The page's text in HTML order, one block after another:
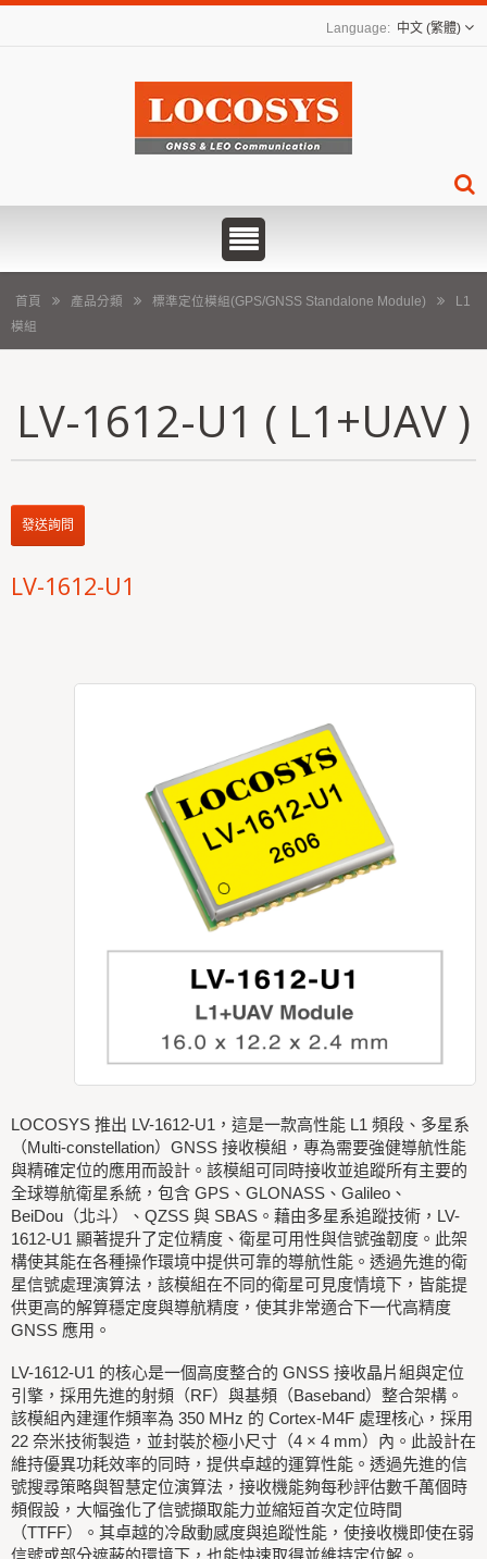
中文 (繁體)
首頁 產品分類 標準定位模組(GPS/GNSS Standalone Module)
L1
模組
LV-1612-U1 ( L1+UAV )
發送詢問
LV-1612-U1
LOCOSYS 推出 LV-1612-U1，這是一款高性能 L1 頻段、多星系
（Multi-constellation）GNSS 接收模組，專為需要強健導航性能
與精確定位的應用而設計。該模組可同時接收並追蹤所有主要的
全球導航衛星系統，包含 GPS、GLONASS、Galileo、
BeiDou（北斗）、QZSS 與 SBAS。藉由多星系追蹤技術，LV-
1612-U1 顯著提升了定位精度、衛星可用性與信號強韌度。此架
構使其能在各種操作環境中提供可靠的導航性能。透過先進的衛
星信號處理演算法，該模組在不同的衛星可見度情境下，皆能提
供更高的解算穩定度與導航精度，使其非常適合下一代高精度
GNSS 應用。
LV-1612-U1 的核心是一個高度整合的 GNSS 接收晶片組與定位
引擎，採用先進的射頻（RF）與基頻（Baseband）整合架構。
該模組內建運作頻率為 350 MHz 的 Cortex-M4F 處理核心，採用
22 奈米技術製造，並封裝於極小尺寸（4 × 4 mm）內。此設計在
維持優異功耗效率的同時，提供卓越的運算性能。透過先進的信
號搜尋策略與智慧定位演算法，接收機能夠每秒評估數千萬個時
頻假設，大幅強化了信號擷取能力並縮短首次定位時間
（TTFF）。其卓越的冷啟動感度與追蹤性能，使接收機即使在弱
信號或部分遮蔽的環境下，也能快速取得並維持定位解。